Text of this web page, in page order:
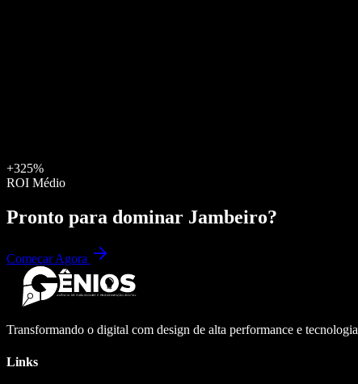
+325%
ROI Médio
Pronto para dominar Jambeiro?
Começar Agora
Transformando o digital com design de alta performance e
Links